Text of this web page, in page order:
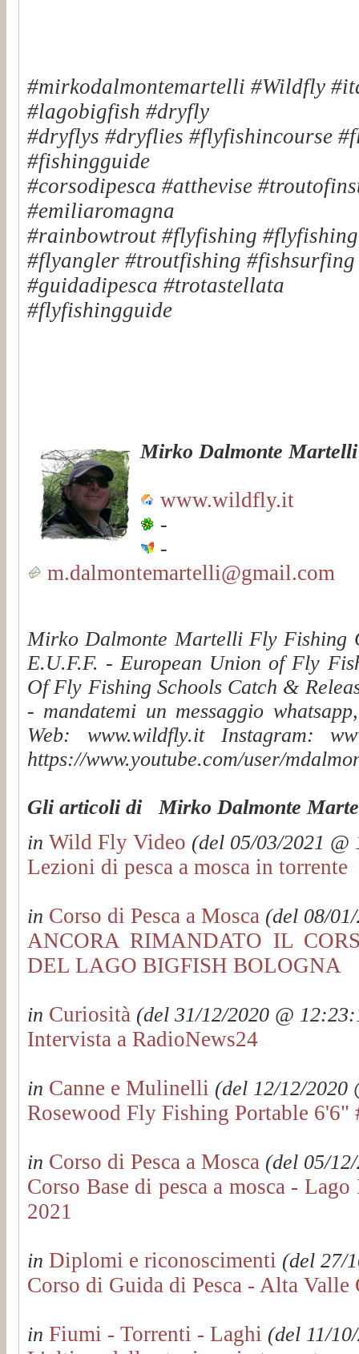
#mirkodalmontemartelli #Wildfly
#lagobigfish #dryfly
#dryflys #dryflies #flyfishincourse
#fishingguide
#corsodipesca #atthevise
#emiliaromagna
#rainbowtrout #flyfishing
#flyangler #troutfishing
#guidadipesca #trotastellata
#flyfishingguide
Mirko Dalmonte Martelli
www.wildfly.it
-
-
m.dalmontemartelli@gmail.com
Mirko Dalmonte Martelli Fly
E.U.F.F. - European Union of Fly
Of Fly Fishing Schools Catch &
- mandatemi un messaggio
Web: www.wildfly.it Instagram:
https://www.youtube.com/user/
Gli articoli di Mirko Dalmonte
in Wild Fly Video (del 05/03/2021
Lezioni di pesca a mosca in torrente
in Corso di Pesca a Mosca (del 08/
ANCORA RIMANDATO IL
DEL LAGO BIGFISH BOLOGNA
in Curiosità (del 31/12/2020 @
Intervista a RadioNews24
in Canne e Mulinelli (del 12/12/2020
Rosewood Fly Fishing Portable 6'6"
in Corso di Pesca a Mosca (del 05/
Corso Base di pesca a mosca -
2021
in Diplomi e riconoscimenti (del 27/
Corso di Guida di Pesca - Alta Valle
in Fiumi - Torrenti - Laghi (del 11/